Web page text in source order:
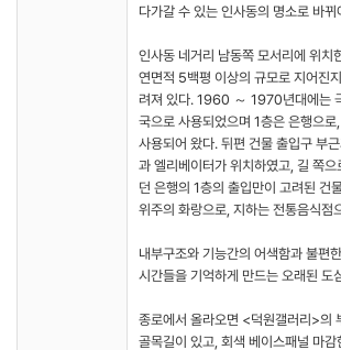
다가갈 수 있는 인사동의 명소로 바뀌
인사동 네거리 남동쪽 모서리에 위치
연면적 5백평 이상의 규모로 지어진
려져 있다. 1960 ～ 1970년대에는
국으로 사용되었으며 1층은 은행으
사용되어 왔다. 뒤편 건물 출입구 부
과 엘리베이터가 위치하였고, 길 쪽
던 은행의 1층의 출입만이 고려된 건
위주의 화랑으로, 지하는 전통음식점
내부구조와 기능간의 어색함과 불편
시간들을 기억하게 만드는 오래된 도
종로에서 올라오면 <덕원갤러리>의
골목길이 있고, 회색 베이스패널 마감